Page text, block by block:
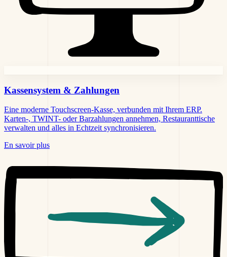
Kassensystem & Zahlungen
Eine moderne Touchscreen-Kasse, verbunden mit Ihrem ERP.
Karten-, TWINT- oder Barzahlungen annehmen, Restauranttische
verwalten und alles in Echtzeit synchronisieren.
En savoir plus